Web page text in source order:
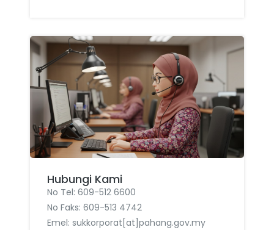
Hubungi Kami
No Tel: 609-512 6600
No Faks: 609-513 4742
Emel: sukkorporat[at]pahang.gov.my